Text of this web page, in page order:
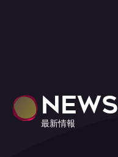
NEWS
最新情報